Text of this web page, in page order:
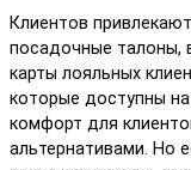
Клиентов
посадочные талоны,
карты лояльных
которые доступны
комфорт для
альтернативами. Но